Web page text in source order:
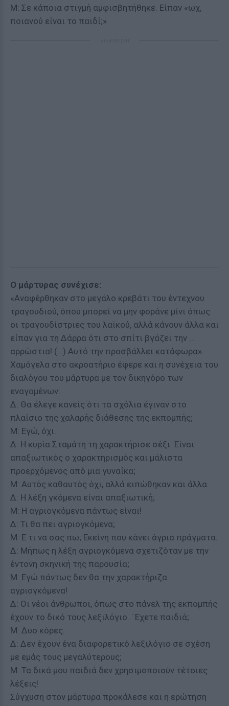
Μ: Σε κάποια στιγμή αμφισβητήθηκε. Είπαν «ωχ,
ποιανού είναι το παιδί;»
Ο μάρτυρας συνέχισε:
«Αναφέρθηκαν στο μεγάλο κρεβάτι του έντεχνου
τραγουδιού, όπου μπορεί να μην φοράνε μίνι όπως
οι τραγουδίστριες του λαϊκού, αλλά κάνουν άλλα και
είπαν για τη Δάρρα ότι στο σπίτι βγάζει την …
αρρώστια! (…) Αυτό την προσβάλλει κατάφωρα».
Χαμόγελα στο ακροατήριο έφερε και η συνέχεια του
διαλόγου του μάρτυρα με τον δικηγόρο των
εναγομένων:
Δ: Θα έλεγε κανείς ότι τα σχόλια έγιναν στο
πλαίσιο της χαλαρής διάθεσης της εκπομπής;
Μ: Εγώ, όχι.
Δ: Η κυρία Σταμάτη τη χαρακτήρισε σέξι. Είναι
απαξιωτικός ο χαρακτηρισμός και μάλιστα
προερχόμενος από μια γυναίκα;
Μ: Αυτός καθαυτός όχι, αλλά ειπώθηκαν και άλλα.
Δ: Η λέξη γκόμενα είναι απαξιωτική;
Μ: Η αγριογκόμενα πάντως είναι!
Δ: Τι θα πει αγριογκόμενα;
Μ: Ε τι να σας πω; Εκείνη που κάνει άγρια πράγματα.
Δ: Μήπως η λέξη αγριογκόμενα σχετιζόταν με την
έντονη σκηνική της παρουσία;
Μ: Εγώ πάντως δεν θα την χαρακτήριζα
αγριογκόμενα!
Δ: Οι νέοι άνθρωποι, όπως στο πάνελ της εκπομπής
έχουν το δικό τους λεξιλόγιο. ¨Εχετε παιδιά;
Μ: Δυο κόρες.
Δ: Δεν έχουν ένα διαφορετικό λεξιλόγιο σε σχέση
με εμάς τους μεγαλύτερους;
Μ: Τα δικά μου παιδιά δεν χρησιμοποιούν τέτοιες
λέξεις!
Σύγχυση στον μάρτυρα προκάλεσε και η ερώτηση